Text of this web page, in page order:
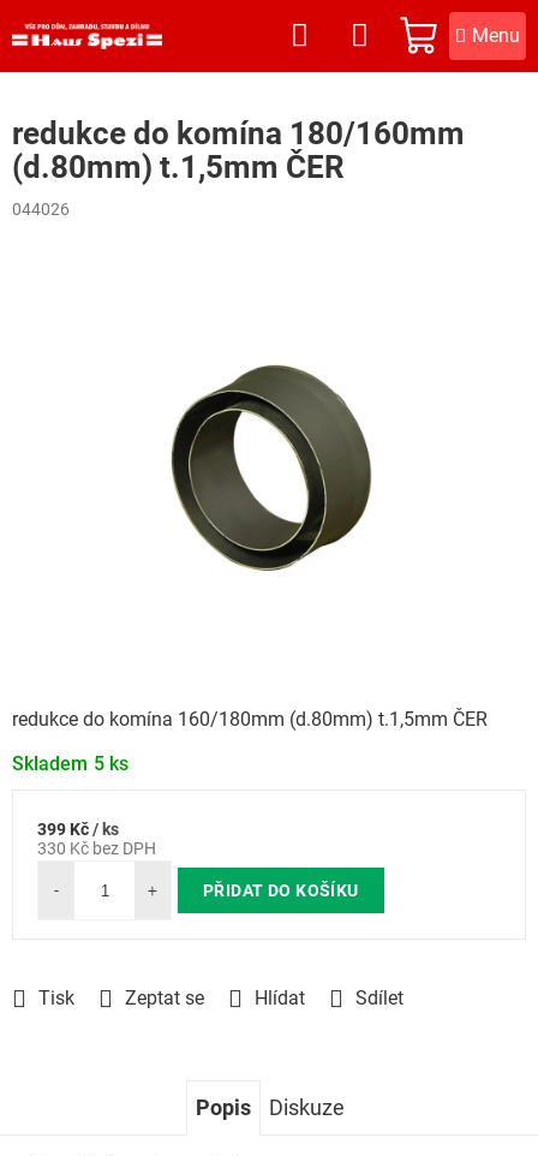
na
NÁKUPNÍ
KOŠÍK
redukce do komína 180/160mm
(d.80mm) t.1,5mm ČER
044026
Skladem 5 ks
redukce do komína 160/180mm (d.80mm) t.1,5mm ČER
Tisk Zeptat se Hlídat Sdílet
399 Kč/ ks
330 Kč bez DPH
Měrná
PŘIDAT DO KOŠÍKU
Popis Diskuze